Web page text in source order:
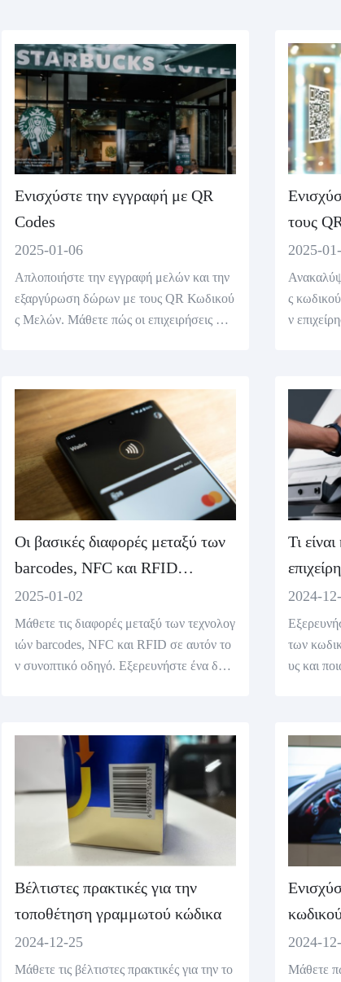
Ενισχύστε την εγγραφή με QR
Codes
2025-01-06
Απλοποιήστε την εγγραφή μελών και την
εξαργύρωση δώρων με τους QR Κωδικού
ς Μελών. Μάθετε πώς οι επιχειρήσεις μπο
η γεννήτρια κωδικών QR δωρεάν.
τους
2025-
ς
ν
Οι βασικές διαφορές μεταξύ των
barcodes, NFC και RFID
εξηγήθηκαν
2025-01-02
Μάθετε τις διαφορές μεταξύ των τεχνολογ
ιών barcodes, NFC και RFID σε αυτόν το
ν συνοπτικό οδηγό. Εξερευνήστε ένα δωρ
Τι
2024-
των
υς και
α σε
Βέλτιστες πρακτικές για την
τοποθέτηση γραμμωτού κώδικα
2024-12-25
Μάθετε τις βέλτιστες πρακτικές για την το
2024-
Μάθετε